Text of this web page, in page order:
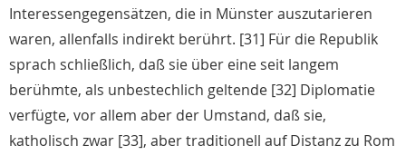
Interessengegensätzen, die in Münster auszutarieren
waren, allenfalls indirekt berührt. [31] Für die Republik
sprach schließlich, daß sie über eine seit langem
berühmte, als unbestechlich geltende [32] Diplomatie
verfügte, vor allem aber der Umstand, daß sie,
katholisch zwar [33], aber traditionell auf Distanz zu Rom